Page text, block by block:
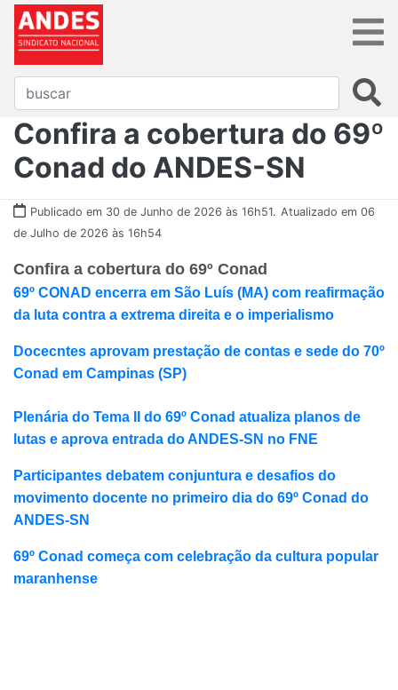
Confira a cobertura do 69º
Conad do ANDES-SN
Publicado em 30 de Junho de 2026 às 16h51. Atualizado em 06
de Julho de 2026 às 16h54
Confira a cobertura do 69º Conad
69º CONAD encerra em São Luís (MA) com reafirmação
da luta contra a extrema direita e o imperialismo
Docecntes aprovam prestação de contas e sede do 70º
Conad em Campinas (SP)
Plenária do Tema II do 69º Conad atualiza planos de
lutas e aprova entrada do ANDES-SN no FNE
Participantes debatem conjuntura e desafios do
movimento docente no primeiro dia do 69º Conad do
ANDES-SN
69º Conad começa com celebração da cultura popular
maranhense